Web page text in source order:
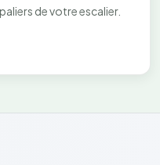
de votre escalier.